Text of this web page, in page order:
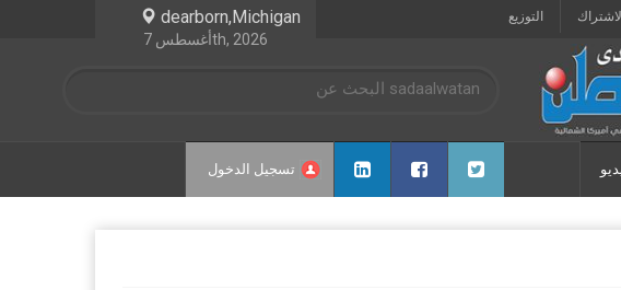
dearborn,Michigan
أغسطس 7th, 2026
الاشتراك التوزيع
تسجيل الدخول